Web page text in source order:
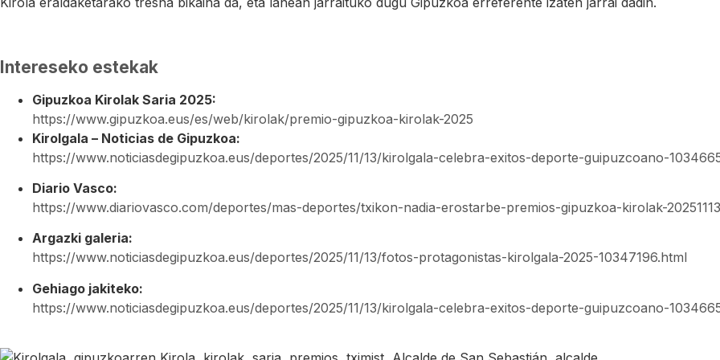
Intereseko estekak
Gipuzkoa Kirolak Saria 2025:
https://www.gipuzkoa.eus/es/web/kirolak/premio-gipuzkoa-kirolak-2025
Kirolgala – Noticias de Gipuzkoa:
https://www.noticiasdegipuzkoa.eus/deportes/2025/11/13/kirolgala-celebra-exitos-deporte-guipuzcoano-
Diario Vasco:
https://www.diariovasco.com/deportes/mas-deportes/txikon-nadia-erostarbe-premios-gipuzkoa-kirolak-
Argazki galeria:
https://www.noticiasdegipuzkoa.eus/deportes/2025/11/13/fotos-protagonistas-kirolgala-2025-10347196.html
Gehiago jakiteko:
https://www.noticiasdegipuzkoa.eus/deportes/2025/11/13/kirolgala-celebra-exitos-deporte-guipuzcoano-